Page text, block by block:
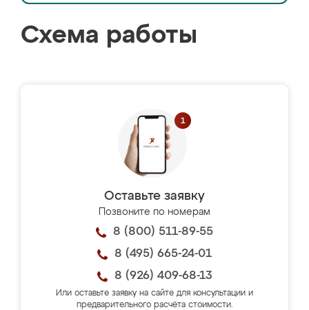
Схема работы
Оставьте заявку
Позвоните по номерам
8 (800) 511-89-55
8 (495) 665-24-01
8 (926) 409-68-13
Или оставьте заявку на сайте для консультации и
предварительного расчёта стоимости.